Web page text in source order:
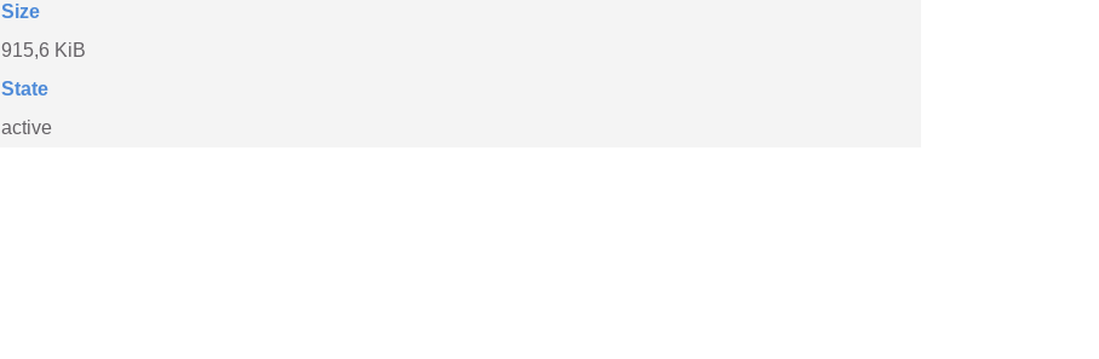
Size
915,6 KiB
State
active